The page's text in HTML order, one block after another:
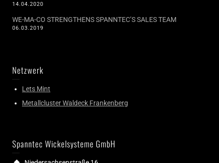
14.04.2020
WE-MA-CO STRENGTHENS SPANNTEC’S SALES TEAM
06.03.2019
Netzwerk
Lets Mint
Metallcluster Waldeck Frankenberg
Spanntec Wickelsysteme GmbH